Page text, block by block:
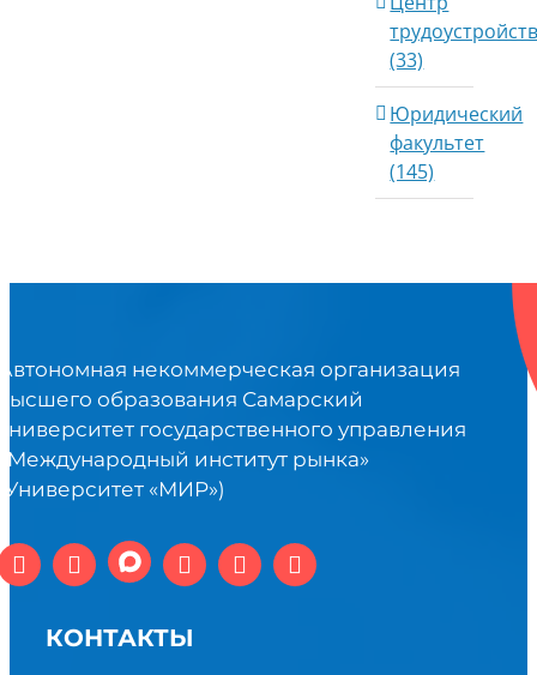
(33)
Юридический
факультет
(145)
некоммерческая организация
образования Самарский
государственного управления
институт рынка»
«МИР»)
КОНТАКТЫ